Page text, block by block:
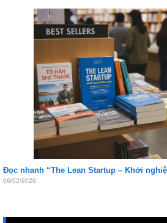
Đọc nhanh “The Lean Startup – Khởi
06/02/2026